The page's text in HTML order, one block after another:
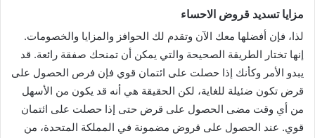
مزايا تسديد قروض الاحساء
لذا، فإن أفضلها معك الآن وتقدم لك الحوافز والمزايا والخصومات.
إنها تختار الطريقة الصحيحة والتي يمكن أن تمنحك صفقة رائعة. قد
يبدو الأمر وكأنك إذا حصلت على ائتمان قوي فإن فرص الحصول على
قرض تكون ضئيلة للغاية، لكن الحقيقة هي أنه قد يكون من الأسهل
من أي وقت مضى الحصول على قرض حتى إذا حصلت على ائتمان
قوي. عند الحصول على قروض مضمونة في المملكة المتحدة، من